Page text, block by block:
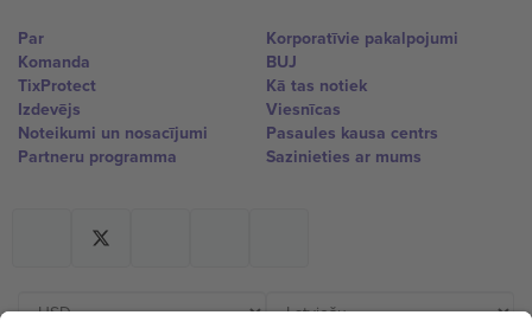
Par
Komanda
TixProtect
Izdevējs
Noteikumi un nosacījumi
Partneru programma
Korporatīvie pakalpojumi
BUJ
Kā tas notiek
Viesnīcas
Pasaules kausa centrs
Sazinieties ar mums